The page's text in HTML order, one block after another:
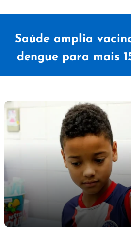
Saúde amplia
dengue para mais
27
Redação